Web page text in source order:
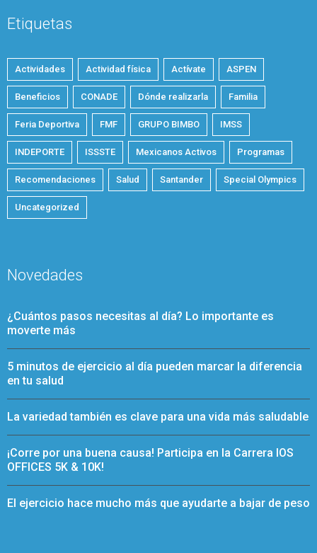
Etiquetas
Actividades Actividad física Actívate ASPEN
Beneficios CONADE Dónde realizarla Familia
Feria Deportiva FMF GRUPO BIMBO IMSS
INDEPORTE ISSSTE Mexicanos Activos Programas
Recomendaciones Salud Santander Special Olympics
Uncategorized
Novedades
¿Cuántos pasos necesitas al día? Lo importante es
moverte más
5 minutos de ejercicio al día pueden marcar la diferencia
en tu salud
La variedad también es clave para una vida más saludable
¡Corre por una buena causa! Participa en la Carrera IOS
OFFICES 5K & 10K!
El ejercicio hace mucho más que ayudarte a bajar de peso